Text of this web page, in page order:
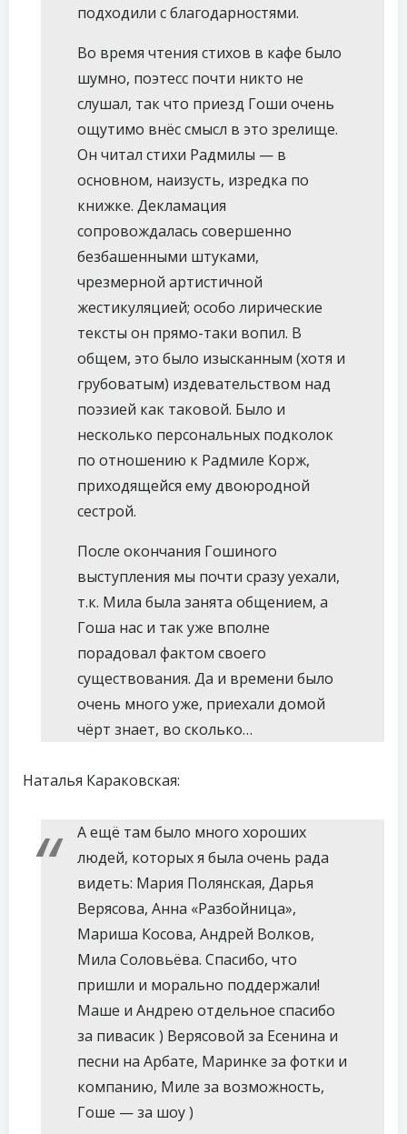
подходили с благодарностями.
Во время чтения стихов в кафе было
шумно, поэтесс почти никто не
слушал, так что приезд Гоши очень
ощутимо внёс смысл в это зрелище.
Он читал стихи Радмилы — в
основном, наизусть, изредка по
книжке. Декламация
сопровождалась совершенно
безбашенными штуками,
чрезмерной артистичной
жестикуляцией; особо лирические
тексты он прямо-таки вопил. В
общем, это было изысканным (хотя и
грубоватым) издевательством над
поэзией как таковой. Было и
несколько персональных подколок
по отношению к Радмиле Корж,
приходящейся ему двоюродной
сестрой.
После окончания Гошиного
выступления мы почти сразу уехали,
т.к. Мила была занята общением, а
Гоша нас и так уже вполне
порадовал фактом своего
существования. Да и времени было
очень много уже, приехали домой
чёрт знает, во сколько…
Наталья Караковская:
А ещё там было много хороших
людей, которых я была очень рада
видеть: Мария Полянская, Дарья
Верясова, Анна «Разбойница»,
Мариша Косова, Андрей Волков,
Мила Соловьёва. Спасибо, что
пришли и морально поддержали!
Маше и Андрею отдельное спасибо
за пивасик ) Верясовой за Есенина и
песни на Арбате, Маринке за фотки и
компанию, Миле за возможность,
Гоше — за шоу )